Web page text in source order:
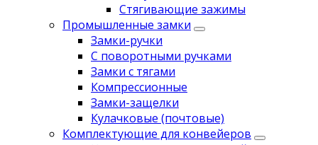
Стягивающие зажимы
Промышленные замки
Замки-ручки
С поворотными ручками
Замки с тягами
Компрессионные
Замки-защелки
Кулачковые (почтовые)
Комплектующие для конвейеров